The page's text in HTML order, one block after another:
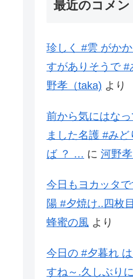
最近のコメン
珍しく #雲 がか
すがありそうで
野孝（taka) より
前から気にはな
ました名護 #み
ば ？ … に 河野
今日もヨカッタ
陽 #夕焼け..四枚
蜂蜜の風 より
今日の #夕暮れ
すね～.久しぶり